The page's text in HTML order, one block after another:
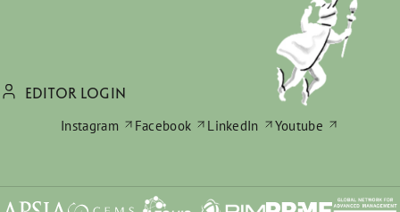
EDITOR LOGIN
Instagram
Facebook LinkedIn Youtube